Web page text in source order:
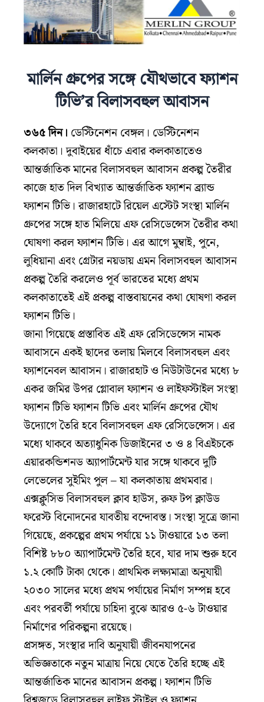
মার্লিন গ্রুপের সঙ্গে যৌথভাবে ফ্যাশন
টিভি’র বিলাসবহুল আবাসন
৩৬৫দিন। ডেস্টিনেশন বেঙ্গল। ডেস্টিনেশন
কলকাতা। দুবাইয়ের ধাঁচে এবার কলকাতাতেও
আন্তর্জাতিক মানের বিলাসবহুল আবাসন প্রকল্প তৈরীর
কাজে হাত দিল বিখ্যাত আন্তর্জাতিক ফ্যাশন ব্র্যান্ড
ফ্যাশন টিভি। রাজারহাটে রিয়েল এস্টেট সংস্থা মার্লিন
গ্রুপের সঙ্গে হাত মিলিয়ে এফ রেসিডেন্সেস তৈরীর কথা
ঘোষণা করল ফ্যাশন টিভি। এর আগে মুম্বাই, পুনে,
লুধিয়ানা এবং গ্রেটার নয়ডায় এমন বিলাসবহুল আবাসন
প্রকল্প তৈরি করলেও পূর্ব ভারতের মধ্যে প্রথম
কলকাতাতেই এই প্রকল্প বাস্তবায়নের কথা ঘোষণা করল
ফ্যাশন টিভি।
জানা গিয়েছে প্রস্তাবিত এই এফ রেসিডেন্সেস নামক
আবাসনে একই ছাদের তলায় মিলবে বিলাসবহুল এবং
ফ্যাশনেবল আবাসন। রাজারহাট ও নিউটাউনের মধ্যে ৮
একর জমির উপর গ্লোবাল ফ্যাশন ও লাইফস্টাইল সংস্থা
ফ্যাশন টিভি ফ্যাশন টিভি এবং মার্লিন গ্রুপের যৌথ
উদ্যোগে তৈরি হবে বিলাসবহুল এফ রেসিডেন্সেস। এর
মধ্যে থাকবে অত্যাধুনিক ডিজাইনের ৩ ও ৪ বিএইচকে
এয়ারকন্ডিশনড অ্যাপার্টমেন্ট যার সঙ্গে থাকবে দুটি
লেভেলের সুইমিং পুল – যা কলকাতায় প্রথমবার।
এক্সক্লুসিভ বিলাসবহুল ক্লাব হাউস, রুফ টপ ক্লাউড
ফরেস্ট বিনোদনের যাবতীয় বন্দোবস্ত। সংস্থা সূত্রে জানা
গিয়েছে, প্রকল্পের প্রথম পর্যায়ে ১১ টাওয়ারে ১৩ তলা
বিশিষ্ট ৮৮০ অ্যাপার্টমেন্ট তৈরি হবে, যার দাম শুরু হবে
১.২ কোটি টাকা থেকে। প্রাথমিক লক্ষ্যমাত্রা অনুযায়ী
২০৩০ সালের মধ্যে প্রথম পর্যায়ের নির্মাণ সম্পন্ন হবে
এবং পরবর্তী পর্যায়ে চাহিদা বুঝে আরও ৫-৬ টাওয়ার
নির্মাণের পরিকল্পনা রয়েছে।
প্রসঙ্গত, সংস্থার দাবি অনুযায়ী জীবনযাপনের
অভিজ্ঞতাকে নতুন মাত্রায় নিয়ে যেতে তৈরি হচ্ছে এই
আন্তর্জাতিক মানের আবাসন প্রকল্প। ফ্যাশন টিভি